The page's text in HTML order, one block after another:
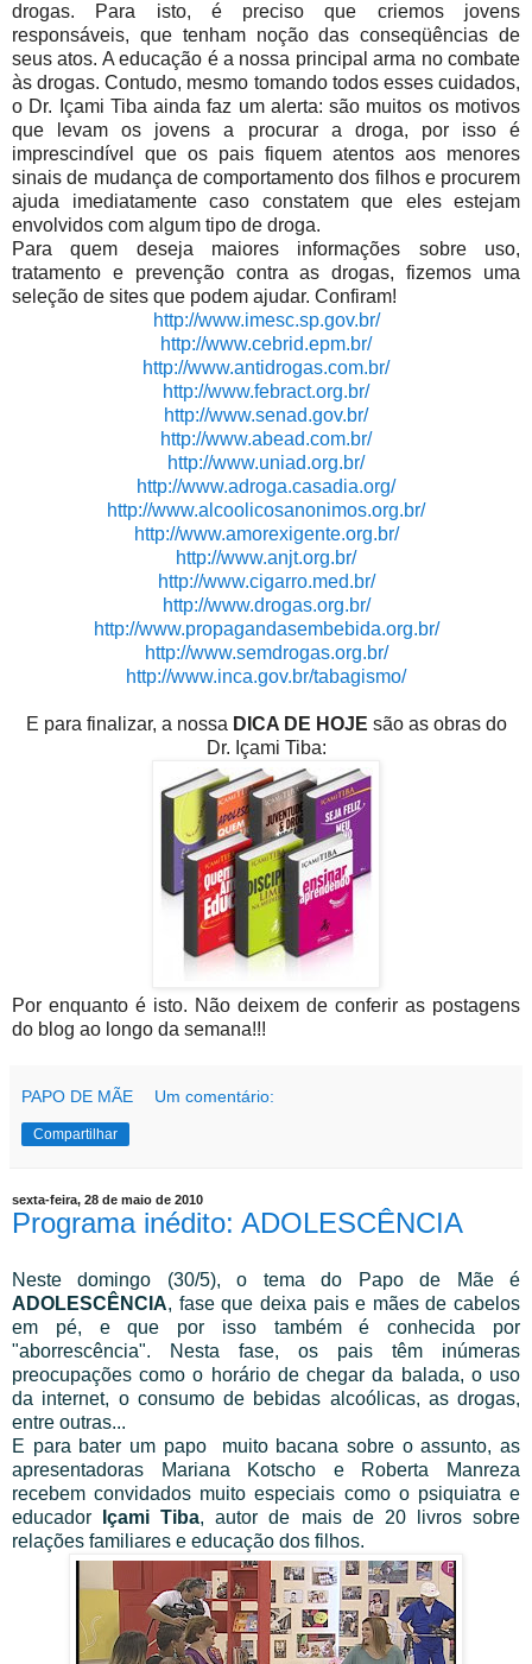
drogas. Para isto, é preciso que criemos jovens
responsáveis, que tenham noção das conseqüências de
seus atos. A educação é a nossa principal arma no combate
às drogas. Contudo, mesmo tomando todos esses cuidados,
o Dr. Içami Tiba ainda faz um alerta: são muitos os motivos
que levam os jovens a procurar a droga, por isso é
imprescindível que os pais fiquem atentos aos menores
sinais de mudança de comportamento dos filhos e procurem
ajuda imediatamente caso constatem que eles estejam
envolvidos com algum tipo de droga.
Para quem deseja maiores informações sobre uso,
tratamento e prevenção contra as drogas, fizemos uma
seleção de sites que podem ajudar. Confiram!
http://www.imesc.sp.gov.br/
http://www.cebrid.epm.br/
http://www.antidrogas.com.br/
http://www.febract.org.br/
http://www.senad.gov.br/
http://www.abead.com.br/
http://www.uniad.org.br/
http://www.adroga.casadia.org/
http://www.alcoolicosanonimos.org.br/
http://www.amorexigente.org.br/
http://www.anjt.org.br/
http://www.cigarro.med.br/
http://www.drogas.org.br/
http://www.propagandasembebida.org.br/
http://www.semdrogas.org.br/
http://www.inca.gov.br/tabagismo/
E para finalizar, a nossa DICA DE HOJE são as obras do
Dr. Içami Tiba:
Por enquanto é isto. Não deixem de conferir as postagens
do blog ao longo da semana!!!
PAPO DE MÃE Um comentário:
Compartilhar
sexta-feira, 28 de maio de 2010
Programa inédito: ADOLESCÊNCIA
Neste domingo (30/5), o tema do Papo de Mãe é
ADOLESCÊNCIA, fase que deixa pais e mães de cabelos
em pé, e que por isso também é conhecida por
"aborrescência".
Nesta fase, os pais têm inúmeras
preocupações como o horário de chegar da balada, o uso
da internet, o consumo de bebidas alcoólicas, as drogas,
entre outras...
E para bater um papo muito bacana sobre o assunto, as
apresentadoras Mariana Kotscho e Roberta Manreza
recebem convidados muito especiais como o psiquiatra e
educador
Içami Tiba, autor de mais de 20 livros sobre
relações familiares e educação dos filhos.